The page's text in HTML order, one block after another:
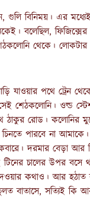
গুলি বিনিময়। এর
বলেছিল,
থেকে। লোকটার
পথে ট্রেন
শেঠকলোনি। ওল্ড
ঠাকুর রোড। কলোনির
পারবে না
দরমার বেড়া আর
টিনের চালের উপর
কথাও। আর হঠাত
বাতাসে, সত্যিই